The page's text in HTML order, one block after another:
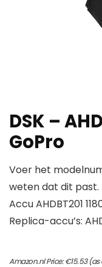
DSK –
GoPro
Voer het
weten dat dit past.
Accu AHDBT201
Replica-accu’s:
Amazon.nl Price:€15.53(as